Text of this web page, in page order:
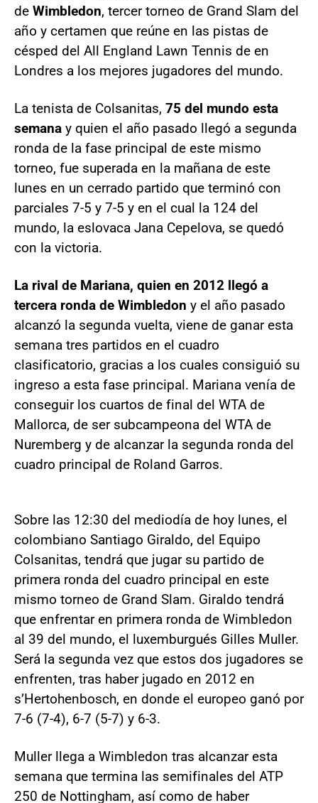
de Wimbledon, tercer torneo de Grand Slam del
año y certamen que reúne en las pistas de
césped del All England Lawn Tennis de en
Londres a los mejores jugadores del mundo.
La tenista de Colsanitas, 75 del mundo esta
semana y quien el año pasado llegó a segunda
ronda de la fase principal de este mismo
torneo, fue superada en la mañana de este
lunes en un cerrado partido que terminó con
parciales 7-5 y 7-5 y en el cual la 124 del
mundo, la eslovaca Jana Cepelova, se quedó
con la victoria.
La rival de Mariana, quien en 2012 llegó a
tercera ronda de Wimbledon y el año pasado
alcanzó la segunda vuelta, viene de ganar esta
semana tres partidos en el cuadro
clasificatorio, gracias a los cuales consiguió su
ingreso a esta fase principal. Mariana venía de
conseguir los cuartos de final del WTA de
Mallorca, de ser subcampeona del WTA de
Nuremberg y de alcanzar la segunda ronda del
cuadro principal de Roland Garros.
Sobre las 12:30 del mediodía de hoy lunes, el
colombiano Santiago Giraldo, del Equipo
Colsanitas, tendrá que jugar su partido de
primera ronda del cuadro principal en este
mismo torneo de Grand Slam. Giraldo tendrá
que enfrentar en primera ronda de Wimbledon
al 39 del mundo, el luxemburgués Gilles Muller.
Será la segunda vez que estos dos jugadores se
enfrenten, tras haber jugado en 2012 en
s’Hertohenbosch, en donde el europeo ganó por
7-6 (7-4), 6-7 (5-7) y 6-3.
Muller llega a Wimbledon tras alcanzar esta
semana que termina las semifinales del ATP
250 de Nottingham, así como de haber